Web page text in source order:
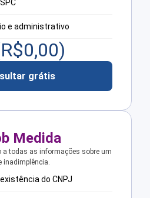
e administrativo
0,00)
grátis
Medida
a todas as informações sobre um
inadimplência.
do CNPJ